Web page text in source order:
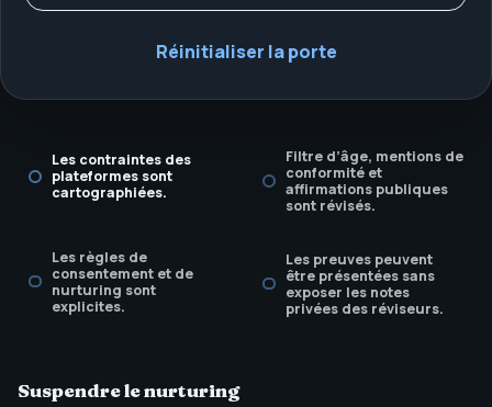
Réinitialiser la porte
Les contraintes des
plateformes sont
cartographiées.
Filtre d’âge, mentions de
conformité et
affirmations publiques
sont révisés.
Les règles de
consentement et de
nurturing sont
explicites.
Les preuves peuvent
être présentées sans
exposer les notes
privées des réviseurs.
Suspendre le nurturing